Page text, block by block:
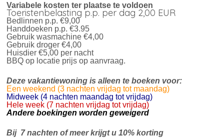
Variabele kosten ter plaatse te voldoen
Toeristenbelasting p.p. per dag 2,00 EUR
Bedlinnen p.p. €9,00
Handdoeken p.p. €3.95
Gebruik wasmachine €4,00
Gebruik droger €4,00
Huisdier €5,00 per nacht
BBQ op locatie prijs op aanvraag.
Deze vakantiewoning is alleen te boeken voor:
Een weekend (3 nachten vrijdag tot maandag)
Midweek (4 nachten maandag tot vrijdag)
Hele week (7 nachten vrijdag tot vrijdag)
Andere boekingen worden geweigerd
Bij 7 nachten of meer krijgt u 10% korting